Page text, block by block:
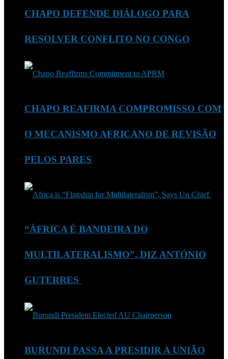
CHAPO DEFENDE DIÁLOGO PARA
RESOLVER CONFLITO NO CONGO
CHAPO REAFIRMA COMPROMISSO COM
O MECANISMO AFRICANO DE REVISÃO
PELOS PARES
“ÁFRICA É BANDEIRA DO
MULTILATERALISMO”, DIZ ANTÓNIO
GUTERRES
BURUNDI PASSA A PRESIDIR A UNIÃO